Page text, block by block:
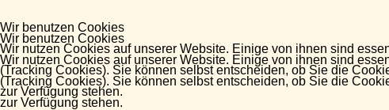
Wir benutzen Cookies
Wir nutzen Cookies auf unserer Website. Einige von ihnen sind
(Tracking Cookies). Sie können selbst entscheiden, ob Sie die
zur Verfügung stehen.
Wir benutzen Cookies
Wir nutzen Cookies auf unserer Website. Einige von ihnen sind
(Tracking Cookies). Sie können selbst entscheiden, ob Sie die
zur Verfügung stehen.